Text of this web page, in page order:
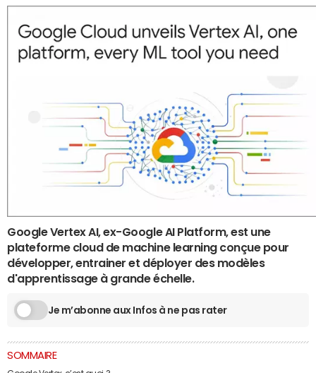
Google Vertex AI, ex-Google AI Platform, est une
plateforme cloud de machine learning conçue pour
développer, entrainer et déployer des modèles
d'apprentissage à grande échelle.
Je m’abonne aux Infos à ne pas rater
SOMMAIRE